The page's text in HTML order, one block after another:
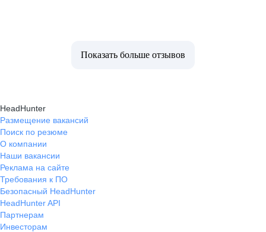
Показать больше отзывов
HeadHunter
Размещение вакансий
Поиск по резюме
О компании
Наши вакансии
Реклама на сайте
Требования к ПО
Безопасный HeadHunter
HeadHunter API
Партнерам
Инвесторам